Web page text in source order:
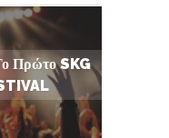
Πρώτο SKG